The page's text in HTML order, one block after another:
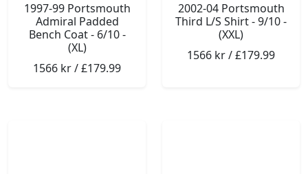
1997-99 Portsmouth
Admiral Padded
Bench Coat - 6/10 -
(XL)
1566 kr / £179.99
2002-04 Portsmouth
Third L/S Shirt - 9/10 -
(XXL)
1566 kr / £179.99